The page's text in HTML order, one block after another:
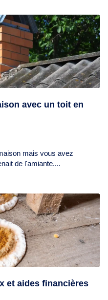
avec un toit en
mais vous avez
de l'amiante....
et aides financières